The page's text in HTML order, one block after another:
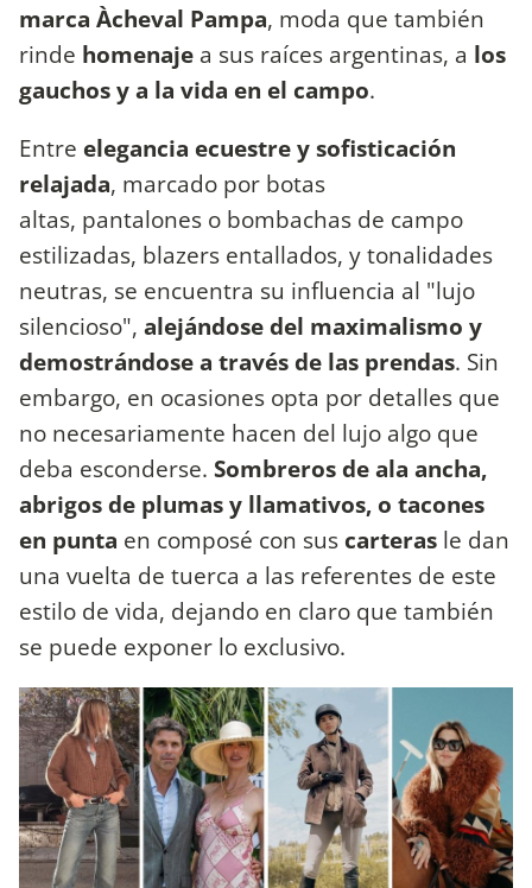
marca Àcheval Pampa, moda que también
rinde homenaje a sus raíces argentinas, a los
gauchos y a la vida en el campo.
Entre elegancia ecuestre y sofisticación
relajada, marcado por botas
altas, pantalones o bombachas de campo
estilizadas, blazers entallados, y tonalidades
neutras, se encuentra su influencia al "lujo
silencioso", alejándose del maximalismo y
demostrándose a través de las prendas. Sin
embargo, en ocasiones opta por detalles que
no necesariamente hacen del lujo algo que
deba esconderse. Sombreros de ala ancha,
abrigos de plumas y llamativos, o tacones
en punta en composé con sus carteras le dan
una vuelta de tuerca a las referentes de este
estilo de vida, dejando en claro que también
se puede exponer lo exclusivo.